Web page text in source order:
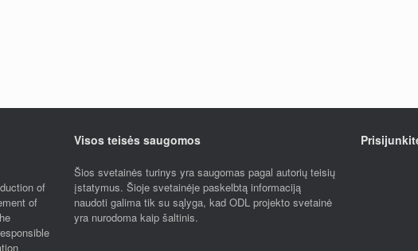
of
of
Visos teisės saugomos
Šios svetainės turinys yra saugomas pagal autorių teisių
įstatymus. Šioje svetainėje paskelbtą informaciją
naudoti galima tik su sąlyga, kad ODL projekto svetainė
yra nurodoma kaip šaltinis.